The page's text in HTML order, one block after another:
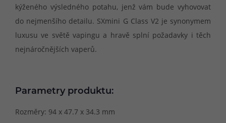
kýženého výsledného potahu, jenž vám bude vyhovovat
do nejmenšího detailu. SXmini G Class V2 je synonymem
luxusu ve světě vapingu a hravě splní požadavky i těch
nejnáročnějších vaperů.
Parametry produktu:
Rozměry: 94 x 47.7 x 34.3 mm